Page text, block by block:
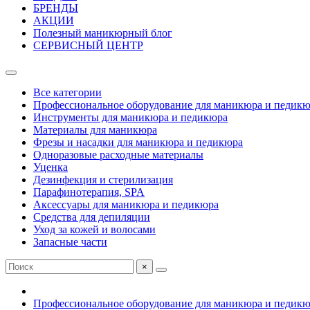
БРЕНДЫ
АКЦИИ
Полезный маникюрный блог
СЕРВИСНЫЙ ЦЕНТР
Все категории
Профессиональное оборудование для маникюра и
Инструменты для маникюра и педикюра
Материалы для маникюра
Фрезы и насадки для маникюра и педикюра
Одноразовые расходные материалы
Уценка
Дезинфекция и стерилизация
Парафинотерапия, SPA
Аксессуары для маникюра и педикюра
Средства для депиляции
Уход за кожей и волосами
Запасные части
×
Профессиональное оборудование для маникюра и